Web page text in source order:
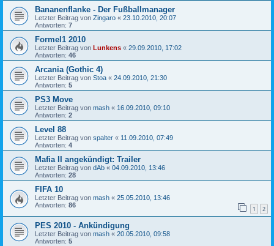
Bananenflanke - Der Fußballmanager
Letzter Beitrag von Zingaro « 23.10.2010, 20:07
Antworten: 7
Formel1 2010
Letzter Beitrag von Lunkens « 29.09.2010, 17:02
Antworten: 46
Arcania (Gothic 4)
Letzter Beitrag von Stoa « 24.09.2010, 21:30
Antworten: 5
PS3 Move
Letzter Beitrag von mash « 16.09.2010, 09:10
Antworten: 2
Level 88
Letzter Beitrag von spalter « 11.09.2010, 07:49
Antworten: 4
Mafia II angekündigt: Trailer
Letzter Beitrag von dAb « 04.09.2010, 13:46
Antworten: 28
FIFA 10
Letzter Beitrag von mash « 25.05.2010, 13:46
Antworten: 86 1 2
PES 2010 - Ankündigung
Letzter Beitrag von mash « 20.05.2010, 09:58
Antworten: 5